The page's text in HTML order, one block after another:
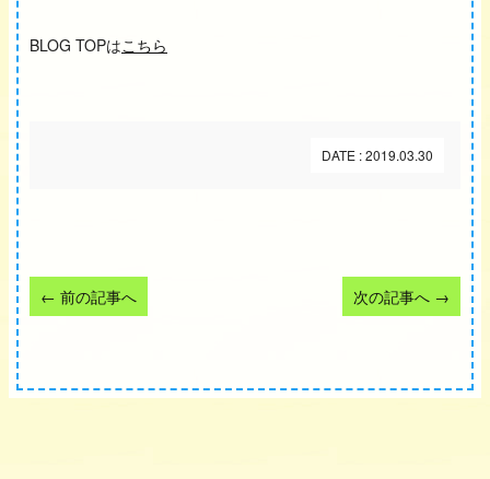
BLOG TOPはこちら
DATE : 2019.03.30
← 前の記事へ 次の記事へ →